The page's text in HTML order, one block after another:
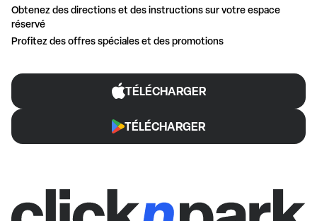
Obtenez des directions et des instructions sur votre espace
réservé
Profitez des offres spéciales et des promotions
TÉLÉCHARGER
TÉLÉCHARGER